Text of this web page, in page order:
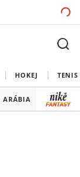
HOKEJ TENIS
ARÁBIA